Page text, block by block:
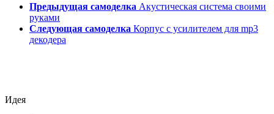
Предыдущая самоделка Акустическая система своими
руками
Следующая самоделка Корпус с усилителем для mp3
декодера
Идея